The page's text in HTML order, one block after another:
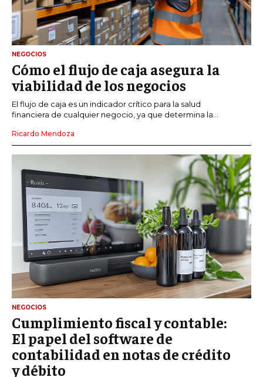
NEGOCIOS
Cómo el flujo de caja asegura la
viabilidad de los negocios
El flujo de caja es un indicador crítico para la salud
financiera de cualquier negocio, ya que determina la...
Ricardo Mendoza
NEGOCIOS
Cumplimiento fiscal y contable:
El papel del software de
contabilidad en notas de crédito
y débito